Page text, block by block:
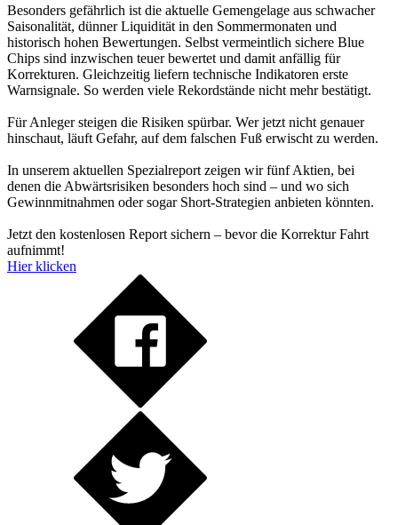
Besonders gefährlich ist die aktuelle Gemengelage aus schwacher
Saisonalität, dünner Liquidität in den Sommermonaten und
historisch hohen Bewertungen. Selbst vermeintlich sichere Blue
Chips sind inzwischen teuer bewertet und damit anfällig für
Korrekturen. Gleichzeitig liefern technische Indikatoren erste
Warnsignale. So werden viele Rekordstände nicht mehr bestätigt.
Für Anleger steigen die Risiken spürbar. Wer jetzt nicht genauer
hinschaut, läuft Gefahr, auf dem falschen Fuß erwischt zu werden.
In unserem aktuellen Spezialreport zeigen wir fünf Aktien, bei
denen die Abwärtsrisiken besonders hoch sind – und wo sich
Gewinnmitnahmen oder sogar Short-Strategien anbieten könnten.
Jetzt den kostenlosen Report sichern – bevor die Korrektur Fahrt
aufnimmt!
Hier klicken